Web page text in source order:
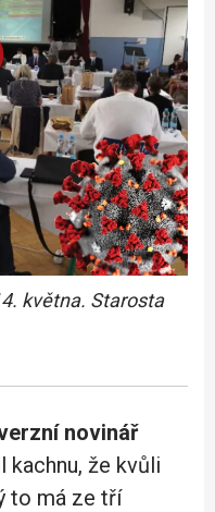
května. Starosta
novinář
kachnu, že kvůli
to má ze tří